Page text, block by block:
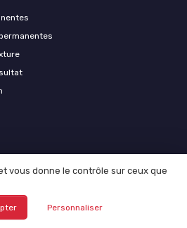
: résultats avant et après, conseils et
: une alternative naturelle et efficace
vous donne le contrôle sur ceux que
Personnaliser